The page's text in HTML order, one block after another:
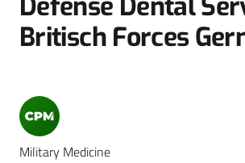
Britisch Forces
Military Medicine